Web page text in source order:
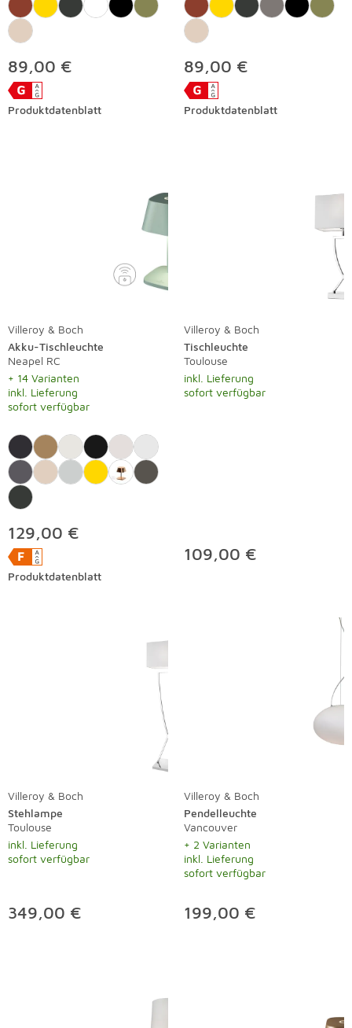
89,00 €
Produktdatenblatt
89,00 €
Produktdatenblatt
Villeroy & Boch
Akku-Tischleuchte
Neapel RC
+ 14 Varianten
inkl. Lieferung
sofort verfügbar
129,00 €
Produktdatenblatt
Villeroy & Boch
Tischleuchte
Toulouse
inkl. Lieferung
sofort verfügbar
109,00 €
Villeroy & Boch
Stehlampe
Toulouse
inkl. Lieferung
sofort verfügbar
349,00 €
Villeroy & Boch
Pendelleuchte
Vancouver
+ 2 Varianten
inkl. Lieferung
sofort verfügbar
199,00 €